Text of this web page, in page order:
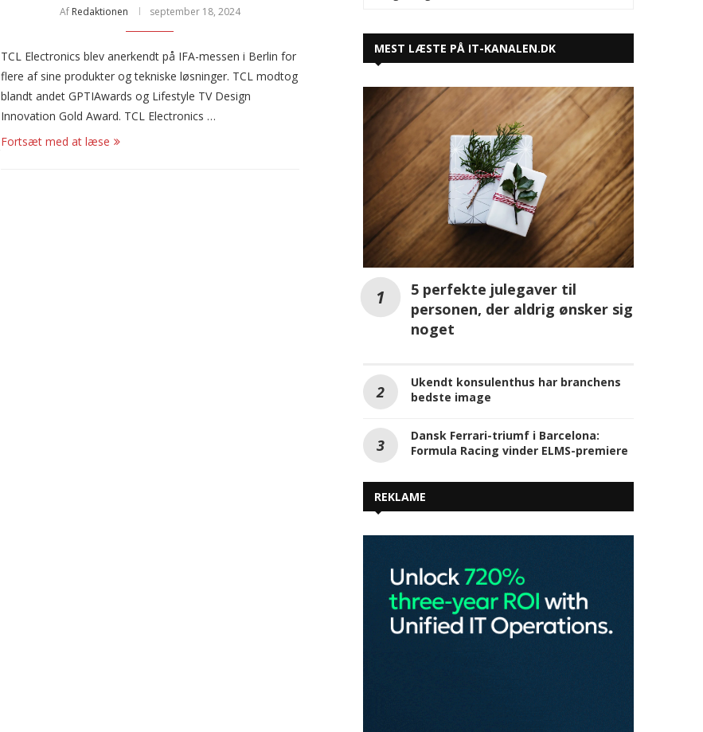
Af Redaktionen september 18, 2024
TCL Electronics blev anerkendt på IFA-messen i Berlin for
flere af sine produkter og tekniske løsninger. TCL modtog
blandt andet GPTIAwards og Lifestyle TV Design
Innovation Gold Award. TCL Electronics …
Fortsæt med at læse
MEST LÆSTE PÅ IT-KANALEN.DK
5 perfekte julegaver til
personen, der aldrig ønsker sig
noget
Ukendt konsulenthus har branchens
bedste image
Dansk Ferrari-triumf i Barcelona:
Formula Racing vinder ELMS-premiere
REKLAME